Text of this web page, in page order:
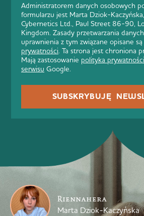
Administratorem danych osobowych
formularzu jest Marta Dziok-
Cybernetics Ltd., Paul Street 86-90,
Kingdom. Zasady przetwarzania
uprawnienia z tym związane opisane
prywatności. Ta strona jest chroniona
Mają zastosowanie polityka prywatności
serwisu Google.
SUBSKRYBUJĘ
Riennahera
Marta Dziok-Kaczyńska